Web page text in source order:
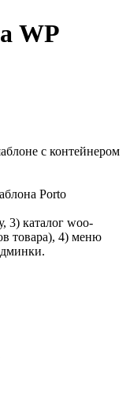
WP
c контейнером
Porto
3) каталог woo-
товара), 4) меню